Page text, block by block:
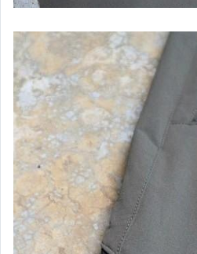
┌ 男．排 汗 內 衣．內 褲
├ 男．排 汗 衣．車 衣
├ 男．排 汗 褲
├ 男．保 暖 衣
├ 男．風 衣．外 套
└ 男．羽 絨 衣
┌ 男．女．防 水 帽